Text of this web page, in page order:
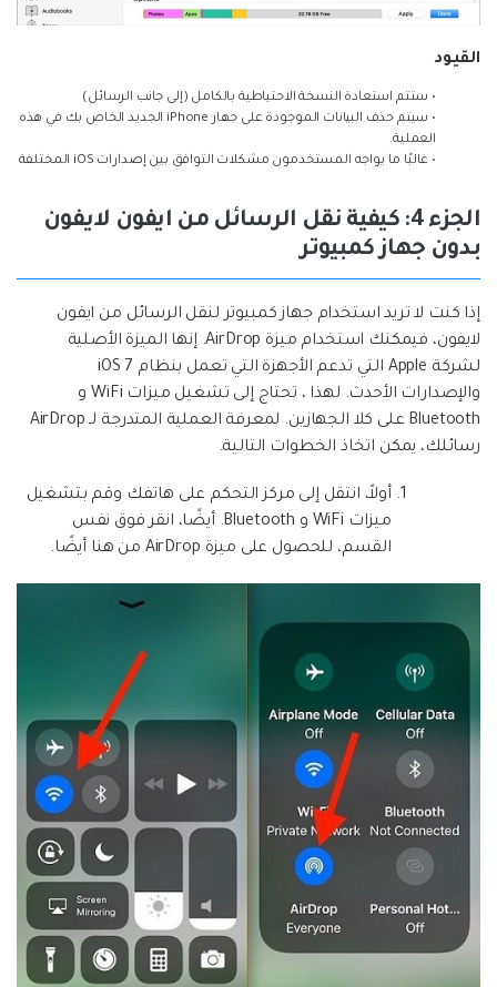
القيود
• ستتم استعادة النسخة الاحتياطية بالكامل (إلى جانب الرسائل)
• سيتم حذف البيانات الموجودة على جهاز iPhone الجديد الخاص بك في هذه
العملية.
• غالبًا ما يواجه المستخدمون مشكلات التوافق بين إصدارات iOS المختلفة
الجزء 4: كيفية نقل الرسائل من ايفون لايفون
بدون جهاز كمبيوتر
إذا كنت لا تريد استخدام جهاز كمبيوتر لنقل الرسائل من ايفون
لايفون، فيمكنك استخدام ميزة AirDrop. إنها الميزة الأصلية
لشركة Apple التي تدعم الأجهزة التي تعمل بنظام iOS 7
والإصدارات الأحدث. لهذا ، تحتاج إلى تشغيل ميزات WiFi و
Bluetooth على كلا الجهازين. لمعرفة العملية المتدرجة لـ AirDrop
رسائلك، يمكن اتخاذ الخطوات التالية.
أولاً، انتقل إلى مركز التحكم على هاتفك وقم بتشغيل
ميزات WiFi و Bluetooth. أيضًا، انقر فوق نفس
القسم، للحصول على ميزة AirDrop من هنا أيضًا.